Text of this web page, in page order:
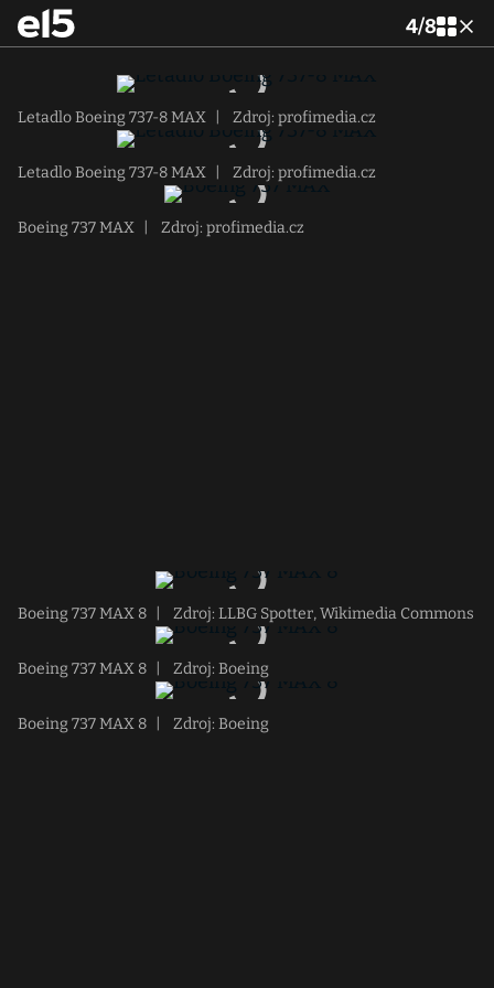
4/8
Letadlo Boeing 737-8 MAX Zdroj: profimedia.cz
Letadlo Boeing 737-8 MAX Zdroj: profimedia.cz
Boeing 737 MAX Zdroj: profimedia.cz
Boeing 737 MAX 8 Zdroj: LLBG Spotter, Wikimedia Commons
Boeing 737 MAX 8 Zdroj: Boeing
Boeing 737 MAX 8 Zdroj: Boeing